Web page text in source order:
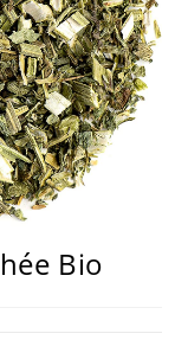
Bio